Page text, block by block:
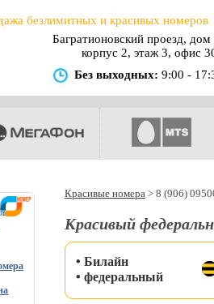
безлимитных и красивых номеров
Багратионовский проезд, дом
корпус 2, этаж 3, офис
Без выходных: 9:00 -
Красивые номера > 8 (906)
Красивый
• Билайн
• федеральный